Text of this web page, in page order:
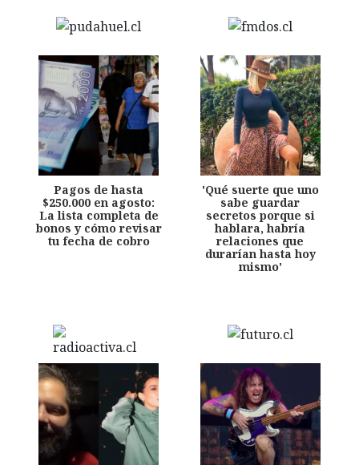
Pagos de hasta
$250.000 en agosto:
La lista completa de
bonos y cómo revisar
tu fecha de cobro
'Qué suerte que uno
sabe guardar
secretos porque si
hablara, habría
relaciones que
durarían hasta hoy
mismo'